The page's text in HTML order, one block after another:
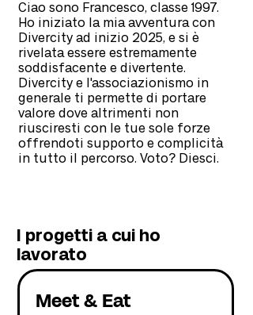
Ciao sono Francesco, classe 1997.
Ho iniziato la mia avventura con
Divercity ad inizio 2025, e si è
rivelata essere estremamente
soddisfacente e divertente.
Divercity e l'associazionismo in
generale ti permette di portare
valore dove altrimenti non
riusciresti con le tue sole forze
offrendoti supporto e complicità
in tutto il percorso. Voto? Diesci.
I progetti a cui ho
lavorato
Meet & Eat